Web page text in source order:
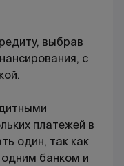
выбрав
, с
платежей в
один, так как
банком и